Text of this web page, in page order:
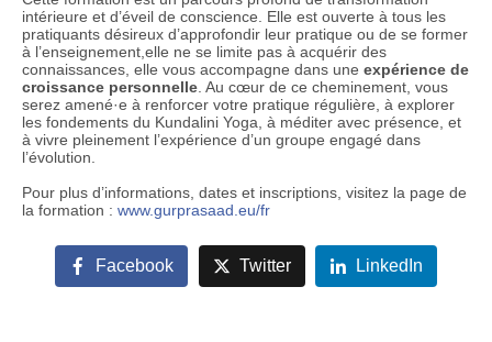
intérieure et d’éveil de conscience. Elle est ouverte à tous les
pratiquants désireux d’approfondir leur pratique ou de se former
à l’enseignement,elle ne se limite pas à acquérir des
connaissances, elle vous accompagne dans une expérience de
croissance personnelle . Au cœur de ce cheminement, vous
serez amené·e à renforcer votre pratique régulière, à explorer
les fondements du Kundalini Yoga, à méditer avec présence, et
à vivre pleinement l’expérience d’un groupe engagé dans
l’évolution.
Pour plus d’informations, dates et inscriptions, visitez la page de
la formation : www.gurprasaad.eu/fr
Facebook Twitter LinkedIn